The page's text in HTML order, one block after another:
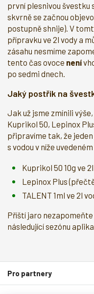
první plesnivou švestku
skvrně se začnou
postupně shnije). V
přípravku ve 2l vody a
zásahu nesmíme
tento čas ovoce není
po sedmi dnech.
Jaký postřik na
Jak už jsme zmínili
Kuprikol 50, Lepinox
připravíme tak, že
s vodou v níže
Kuprikol 50 10g ve
Lepinox Plus
TALENT 1ml ve 2l
Příští jaro nezapomeňte
následující sezónu
p
Pro partnery